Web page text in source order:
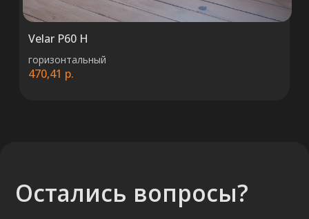
Velar P60 H
горизонтальный
470,41 р.